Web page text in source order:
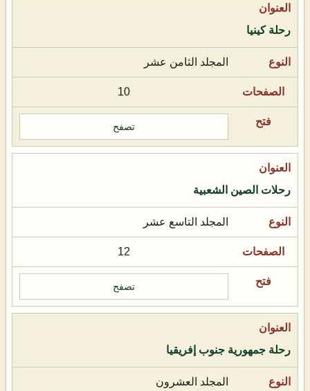
رحلة كينيا
المجلد الثامن عشر
10
تصفح
رحلات الصين الشعبية
المجلد التاسع عشر
12
تصفح
رحلة جمهورية جنوب إفريقيا
المجلد العشرون